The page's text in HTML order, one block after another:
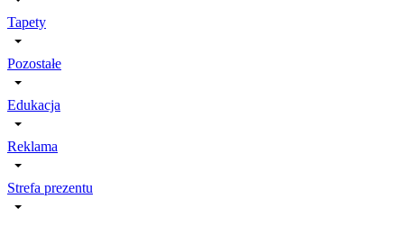
Tapety
Pozostałe
Edukacja
Reklama
Strefa prezentu